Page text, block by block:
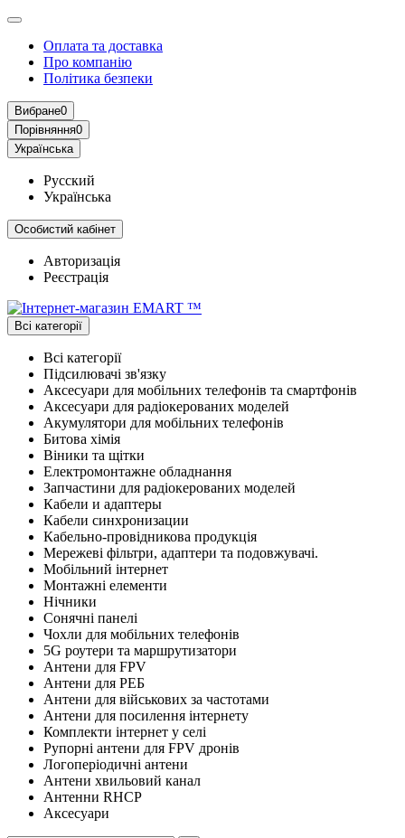
Оплата та доставка
Про компанію
Політика безпеки
Вибране0
Порівняння0
Українська
Русский
Українська
Особистий кабінет
Авторизація
Реєстрація
Всі категорії
Всі категорії
Підсилювачі зв'язку
Аксесуари для мобільних телефонів та смартфонів
Аксесуари для радіокерованих моделей
Акумулятори для мобільних телефонів
Битова хімія
Віники та щітки
Електромонтажне обладнання
Запчастини для радіокерованих моделей
Кабели и адаптеры
Кабели синхронизации
Кабельно-провідникова продукція
Мережеві фільтри, адаптери та подовжувачі.
Мобільний інтернет
Монтажні елементи
Нічники
Сонячні панелі
Чохли для мобільних телефонів
5G роутери та маршрутизатори
Антени для FPV
Антени для РЕБ
Антени для військових за частотами
Антени для посилення інтернету
Комплекти інтернет у селі
Рупорні антени для FPV дронів
Логоперіодичні антени
Антени хвильовий канал
Антенни RHCP
Аксесуари